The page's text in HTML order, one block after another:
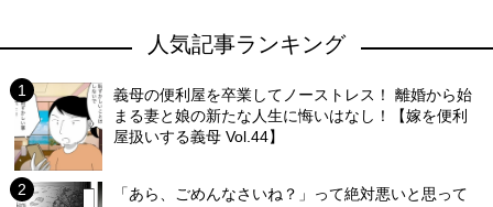
人気記事ランキング
義母の便利屋を卒業してノーストレス！ 離婚から始
まる妻と娘の新たな人生に悔いはなし！【嫁を便利
屋扱いする義母 Vol.44】
「あら、ごめんなさいね？」って絶対悪いと思って